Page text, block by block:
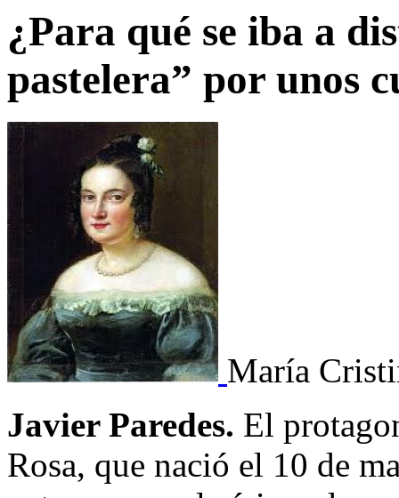
¿Para qué se iba a
pastelera” por unos
María
Javier Paredes. El
Rosa, que nació el 10 de